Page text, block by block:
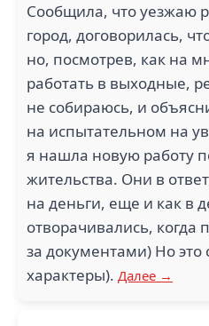
Сообщила, что уезжаю
город, договорилась,
но, посмотрев, как на
работать в выходные,
не собираюсь, и
на испытательном на
я нашла новую работу
жительства. Они в
на деньги, еще и как в
отворачивались, когда
за документами) Но
характеры). Далее →